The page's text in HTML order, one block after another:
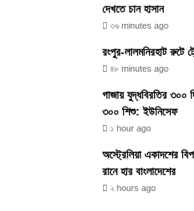
দেখতে চান হাসান
৩৬ minutes ago
রংপুর-লালমনিরহাট রুটে
৪৮ minutes ago
গাজায় যুদ্ধবিরতির ৩০০
৩০০ শিশু: ইউনিসেফ
১ hour ago
অস্ট্রেলিয়া একাদশের
রানে হার বাংলাদেশের
২ hours ago